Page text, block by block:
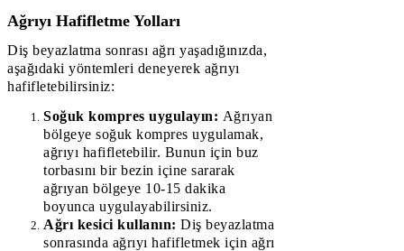
Ağrıyı Hafifletme Yolları
Diş beyazlatma sonrası ağrı yaşadığınızda,
aşağıdaki yöntemleri deneyerek ağrıyı
hafifletebilirsiniz:
Soğuk kompres uygulayın: Ağrıyan
bölgeye soğuk kompres uygulamak,
ağrıyı hafifletebilir. Bunun için buz
torbasını bir bezin içine sararak
ağrıyan bölgeye 10-15 dakika
boyunca uygulayabilirsiniz.
Ağrı kesici kullanın: Diş beyazlatma
sonrasında ağrıyı hafifletmek için ağrı